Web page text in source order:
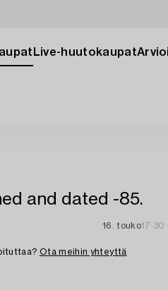
Live-huutokaupat
and dated -85.
16. touko17:30
Ota meihin yhteyttä